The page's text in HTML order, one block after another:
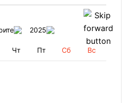
2025
Чт Пт Сб Вс